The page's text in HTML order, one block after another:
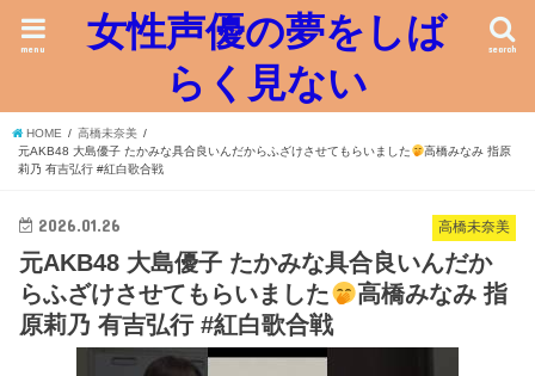
女性声優の夢をしば
らく見ない
search
menu
HOME
高橋未奈美
元AKB48 大島優子 たかみな具合良いんだからふざけさせてもらいました
高橋みなみ 指原
莉乃 有吉弘行 #紅白歌合戦
高橋未奈美
2026.01.26
元AKB48 大島優子 たかみな具合良いんだか
らふざけさせてもらいました
高橋みなみ 指
原莉乃 有吉弘行 #紅白歌合戦